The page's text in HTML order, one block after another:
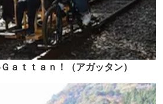
ａｔｔａｎ！（アガッタン）